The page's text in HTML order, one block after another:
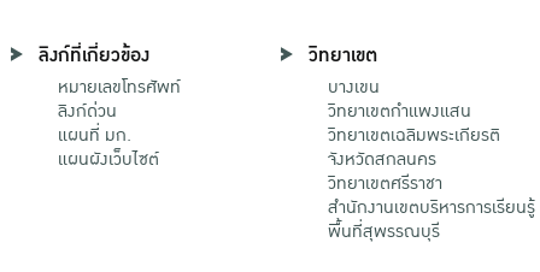
ลิงก์ที่เกี่ยวข้อง
หมายเลขโทรศัพท์
ลิงก์ด่วน
แผนที่ มก.
แผนผังเว็บไซต์
วิทยาเขต
บางเขน
วิทยาเขตกําแพงแสน
วิทยาเขตเฉลิมพระเกียรติ
จังหวัดสกลนคร
วิทยาเขตศรีราชา
สำนักงานเขตบริหารการเรียนรู้
พื้นที่สุพรรณบุรี